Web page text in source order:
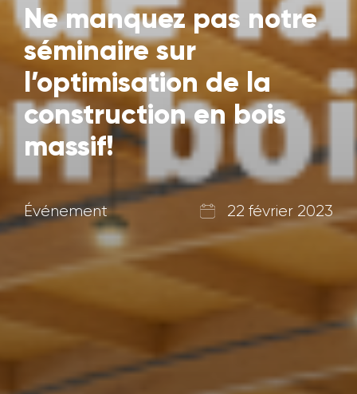
Ne manquez pas notre
séminaire sur
l’optimisation de la
construction en bois
massif!
Événement 22 février 2023